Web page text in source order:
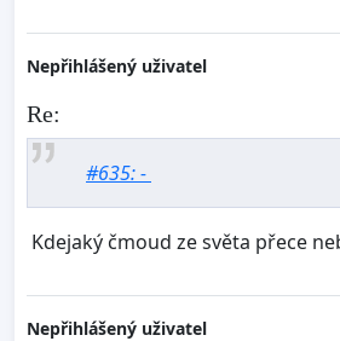
Nepřihlášený uživatel
Re:
#635: -
Kdejaký čmoud ze světa přece
Nepřihlášený uživatel